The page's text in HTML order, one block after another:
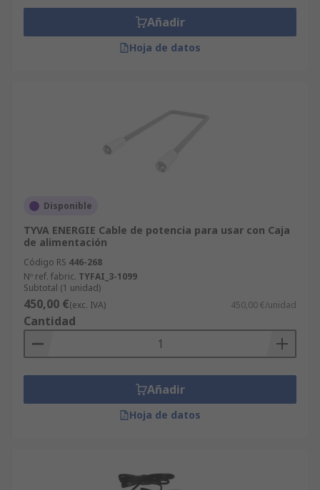
Añadir
Hoja de datos
Disponible
TYVA ENERGIE Cable de potencia para usar con Caja
de alimentación
Código RS 446-268
Nº ref. fabric. TYFAI_3-1099
Subtotal (1 unidad)
450,00 €(exc. IVA) 450,00 €/unidad
Cantidad
Añadir
Hoja de datos